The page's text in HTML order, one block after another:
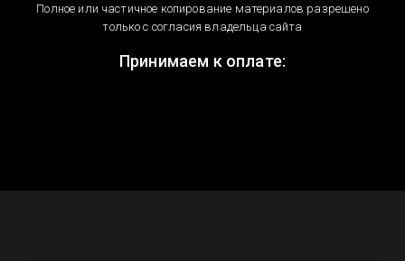
Полное или частичное копирование материалов разрешено
только с согласия владельца сайта
Принимаем к оплате: